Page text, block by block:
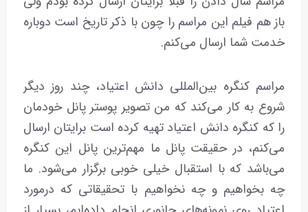
باز هم فیلم این مراسم را چون با ذکر تاریخ است دوباره
خدمت شما ارسال می‌کنم.
مراسم کنگره بین‌المللی دانش اعتیاد، چند روز دیگر
شروع به کار می‌کند که من تصویر پوستر پانل خودمان
را که کنگره دانش اعتیاد تهیه کرده است برایتان ارسال
می‌کنم، در حقیقت پانل ما مهم‌ترین پانل این کنگره
می‌باشد که با استقبال خیلی خوبی برگزار می‌شود. ما
چه بخواهیم و چه نخواهیم با تحقیقاتی که درمورد